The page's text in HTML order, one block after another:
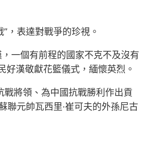
表達對戰爭的珍視。
一個有前程的國家不克不及沒有
漢敬獻花籃儀式，緬懷英烈。
將領、為中國抗戰勝利作出貢
聯元帥瓦西里·崔可夫的外孫尼古